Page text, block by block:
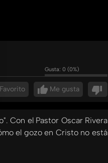
Gusta: 0 (0%)
Me gusta
Favorito
Con el Pastor Oscar Rivera
el gozo en Cristo no está